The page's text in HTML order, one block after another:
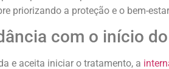
priorizando a proteção e o bem-
com o início
e aceita iniciar o tratamento, a